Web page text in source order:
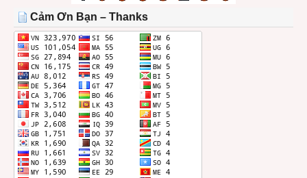
THÁNG
Cảm Ơn Bạn – Thanks